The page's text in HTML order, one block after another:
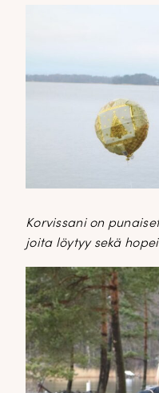
Korvissani on
joita löytyy sekä